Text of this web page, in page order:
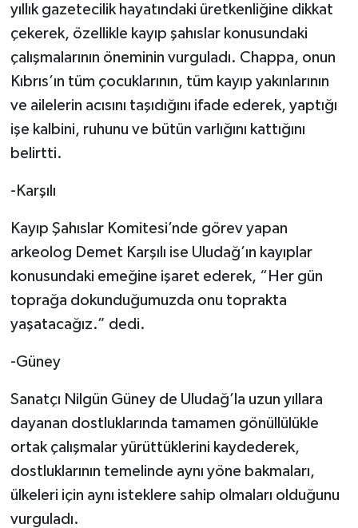
yıllık gazetecilik hayatındaki üretkenliğine dikkat
çekerek, özellikle kayıp şahıslar konusundaki
çalışmalarının öneminin vurguladı. Chappa, onun
Kıbrıs’ın tüm çocuklarının, tüm kayıp yakınlarının
ve ailelerin acısını taşıdığını ifade ederek, yaptığı
işe kalbini, ruhunu ve bütün varlığını kattığını
belirtti.
-Karşılı
Kayıp Şahıslar Komitesi’nde görev yapan
arkeolog Demet Karşılı ise Uludağ’ın kayıplar
konusundaki emeğine işaret ederek, “Her gün
toprağa dokunduğumuzda onu toprakta
yaşatacağız.” dedi.
-Güney
Sanatçı Nilgün Güney de Uludağ’la uzun yıllara
dayanan dostluklarında tamamen gönüllülükle
ortak çalışmalar yürüttüklerini kaydederek,
dostluklarının temelinde aynı yöne bakmaları,
ülkeleri için aynı isteklere sahip olmaları olduğunu
vurguladı.